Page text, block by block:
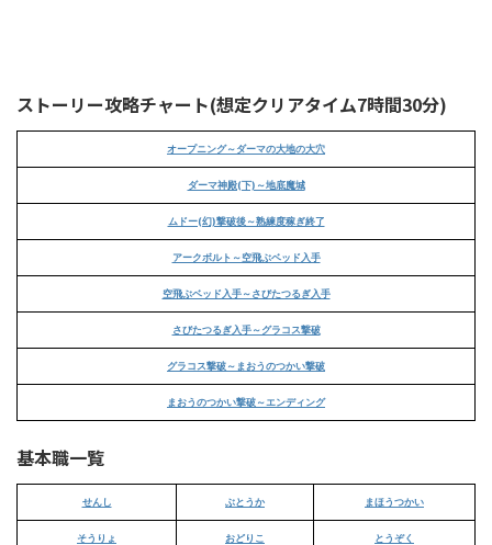
ストーリー攻略チャート(想定クリアタイム7時間30分)
オープニング～ダーマの大地の大穴
ダーマ神殿(下)～地底魔城
ムドー(幻)撃破後～熟練度稼ぎ終了
アークボルト～空飛ぶベッド入手
空飛ぶベッド入手～さびたつるぎ入手
さびたつるぎ入手～グラコス撃破
グラコス撃破～まおうのつかい撃破
まおうのつかい撃破～エンディング
基本職一覧
せんし ぶとうか まほうつかい
そうりょ おどりこ とうぞく